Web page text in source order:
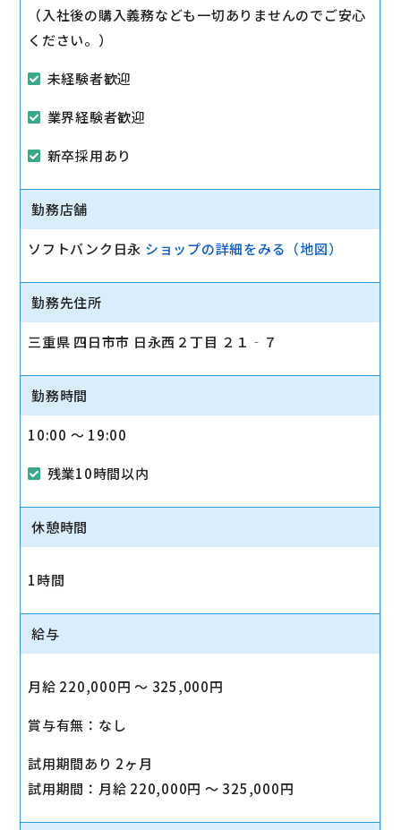
（入社後の購入義務なども一切ありませんのでご安心
ください。）
未経験者歓迎
業界経験者歓迎
新卒採用あり
勤務店舗
ソフトバンク日永 ショップの詳細をみる（地図）
勤務先住所
三重県 四日市市 日永西２丁目 ２１‐７
勤務時間
10:00 〜 19:00
残業10時間以内
休憩時間
1時間
給与
月給 220,000円 〜 325,000円
賞与有無：なし
試用期間あり 2ヶ月
試用期間：月給 220,000円 〜 325,000円